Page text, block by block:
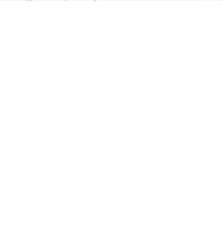
Kommentar verfassen...